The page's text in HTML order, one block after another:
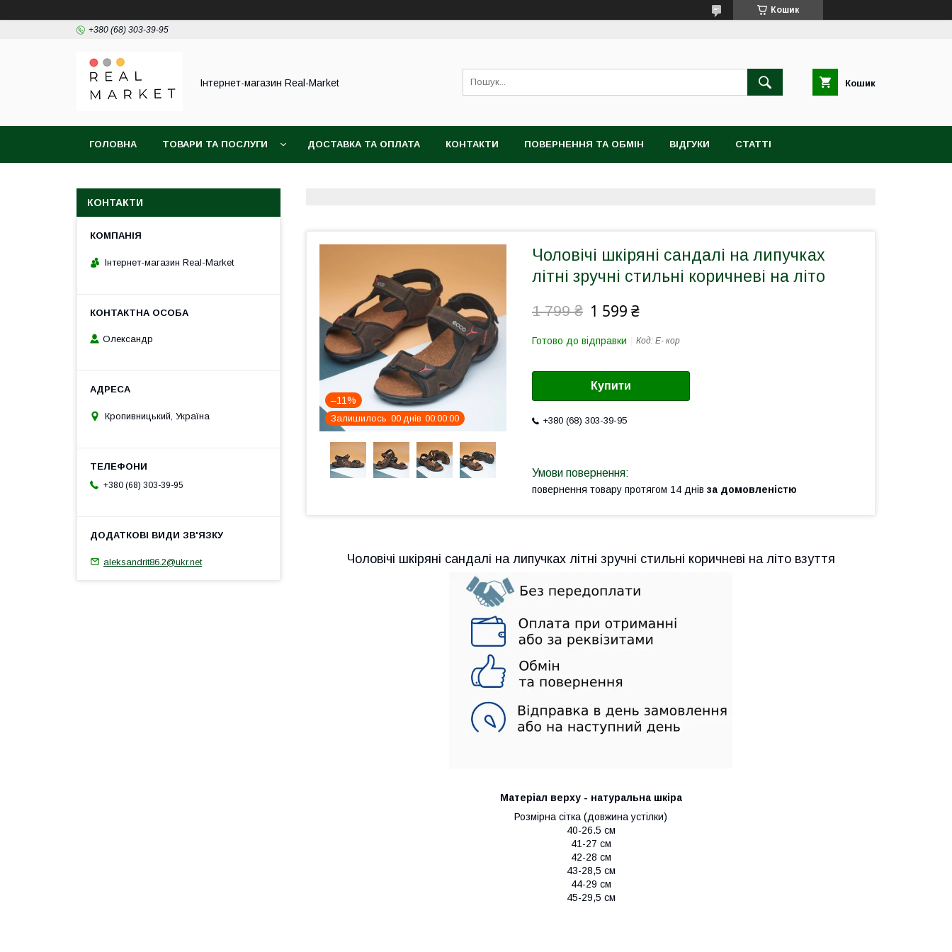
Кошик
+380 (68) 303-39-95
Інтернет-магазин Real-Market Кошик
ГОЛОВНА ТОВАРИ ТА ПОСЛУГИ ДОСТАВКА ТА ОПЛАТА КОНТАКТИ ПОВЕРНЕННЯ ТА ОБМІН ВІДГУКИ СТАТТІ
–11%
Залишилось 00 днів 00 00 00
Чоловічі шкіряні сандалі на липучках
літні зручні стильні коричневі на літо
1 799 ₴ 1 599 ₴
Готово до відправки Код: Е- кор
Купити
+380 (68) 303-39-95
повернення товару протягом 14 днів за домовленістю
Чоловічі шкіряні сандалі на липучках літні зручні стильні коричневі на літо взуття
Матеріал верху - натуральна шкіра
Розмірна сітка (довжина устілки)
40-26.5 см
41-27 см
42-28 см
43-28,5 см
44-29 см
45-29,5 см
КОНТАКТИ
Інтернет-магазин Real-Market
Олександр
Кропивницький, Україна
+380 (68) 303-39-95
aleksandrit86.2@ukr.net